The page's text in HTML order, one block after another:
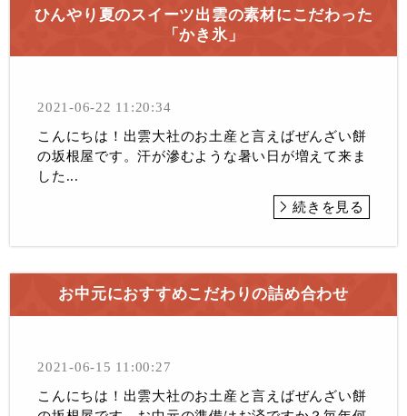
ひんやり夏のスイーツ出雲の素材にこだわった
「かき氷」
2021-06-22 11:20:34
こんにちは！出雲大社のお土産と言えばぜんざい餅
の坂根屋です。汗が滲むような暑い日が増えて来ま
した...
続きを見る
お中元におすすめこだわりの詰め合わせ
2021-06-15 11:00:27
こんにちは！出雲大社のお土産と言えばぜんざい餅